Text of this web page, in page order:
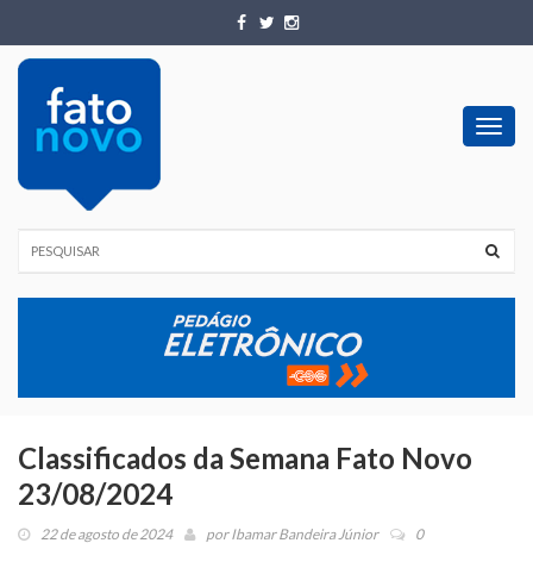
Classificados da Semana Fato Novo
23/08/2024
22 de agosto de 2024 porIbamar Bandeira Júnior 0